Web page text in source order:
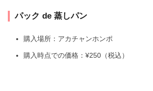
パック de 蒸しパン
購入場所：アカチャンホンポ
購入時点での価格：¥250（税込）